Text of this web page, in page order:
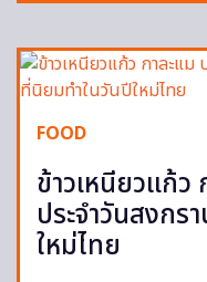
FOOD
ข้าวเหนียวแก้ว
ประจำวันสงก
ใหม่ไทย